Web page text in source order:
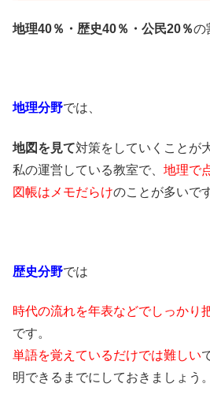
地理40％・歴史40％・公民20％の
地理分野では、
地図を見て対策をしていくことが
私の運営している教室で、 地理で
図帳はメモだらけのことが多いで
歴史分野では
時代の流れを年表などでしっかり
です。
単語を覚えているだけでは難しい
明できるまでにしておきましょう。